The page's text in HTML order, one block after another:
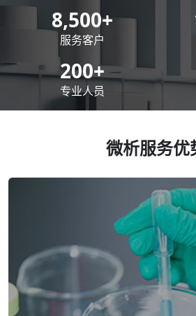
8,500+
服务客户
200+
专业人员
微析服务优